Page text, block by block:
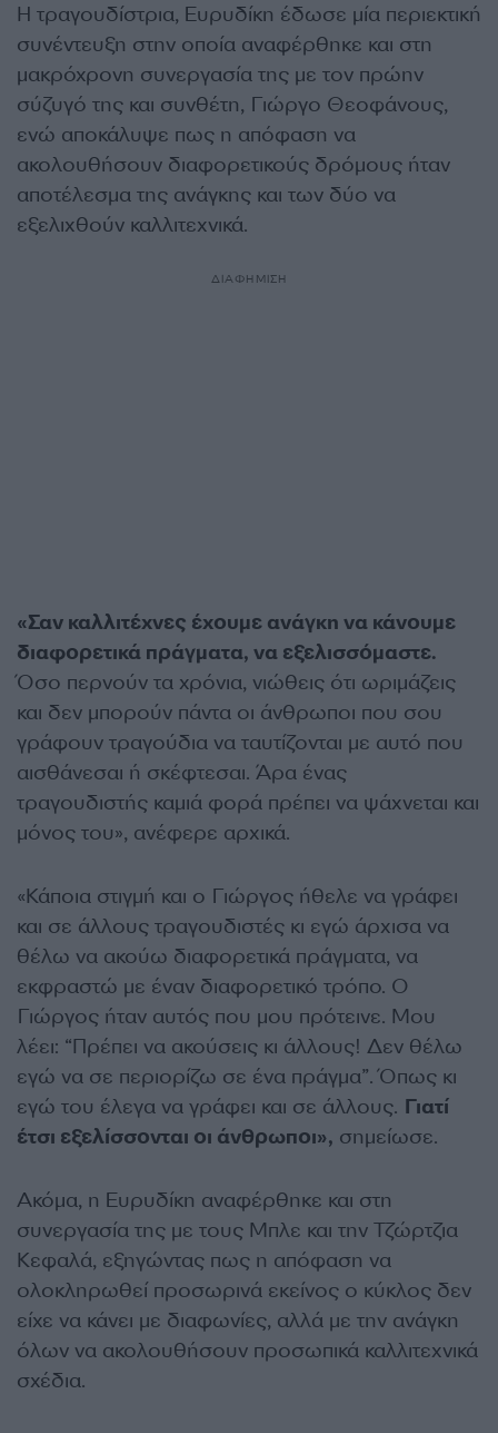
Η τραγουδίστρια, Ευρυδίκη έδωσε μία περιεκτική
συνέντευξη στην οποία αναφέρθηκε και στη
μακρόχρονη συνεργασία της με τον πρώην
σύζυγό της και συνθέτη, Γιώργο Θεοφάνους,
ενώ αποκάλυψε πως η απόφαση να
ακολουθήσουν διαφορετικούς δρόμους ήταν
αποτέλεσμα της ανάγκης και των δύο να
εξελιχθούν καλλιτεχνικά.
ΔΙΑΦΗΜΙΣΗ
«Σαν καλλιτέχνες έχουμε ανάγκη να κάνουμε
διαφορετικά πράγματα, να εξελισσόμαστε.
Όσο περνούν τα χρόνια, νιώθεις ότι ωριμάζεις
και δεν μπορούν πάντα οι άνθρωποι που σου
γράφουν τραγούδια να ταυτίζονται με αυτό που
αισθάνεσαι ή σκέφτεσαι. Άρα ένας
τραγουδιστής καμιά φορά πρέπει να ψάχνεται και
μόνος του», ανέφερε αρχικά.
«Κάποια στιγμή και ο Γιώργος ήθελε να γράφει
και σε άλλους τραγουδιστές κι εγώ άρχισα να
θέλω να ακούω διαφορετικά πράγματα, να
εκφραστώ με έναν διαφορετικό τρόπο. Ο
Γιώργος ήταν αυτός που μου πρότεινε. Μου
λέει: “Πρέπει να ακούσεις κι άλλους! Δεν θέλω
εγώ να σε περιορίζω σε ένα πράγμα”. Όπως κι
εγώ του έλεγα να γράφει και σε άλλους. Γιατί
έτσι εξελίσσονται οι άνθρωποι», σημείωσε.
Ακόμα, η Ευρυδίκη αναφέρθηκε και στη
συνεργασία της με τους Μπλε και την Τζώρτζια
Κεφαλά, εξηγώντας πως η απόφαση να
ολοκληρωθεί προσωρινά εκείνος ο κύκλος δεν
είχε να κάνει με διαφωνίες, αλλά με την ανάγκη
όλων να ακολουθήσουν προσωπικά καλλιτεχνικά
σχέδια.